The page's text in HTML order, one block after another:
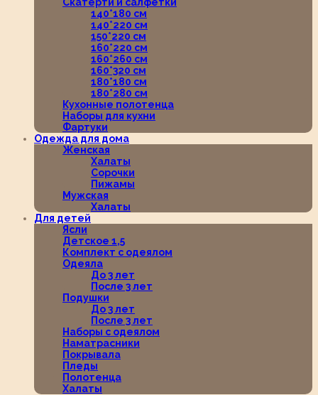
140*180 см
140*220 см
150*220 см
160*220 см
160*260 см
160*320 см
180*180 см
180*280 см
Кухонные полотенца
Наборы для кухни
Фартуки
Одежда для дома
Женская
Халаты
Сорочки
Пижамы
Мужская
Халаты
Для детей
Ясли
Детское 1,5
Комплект с одеялом
Одеяла
До 3 лет
После 3 лет
Подушки
До 3 лет
После 3 лет
Наборы с одеялом
Наматрасники
Покрывала
Пледы
Полотенца
Халаты